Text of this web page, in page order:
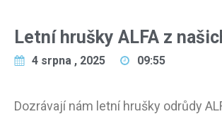
Letní hrušky ALFA z
4 srpna , 2025 09:55
Dozrávají nám letní hrušky odrůdy